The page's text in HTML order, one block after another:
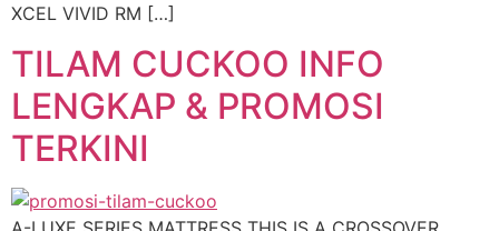
XCEL VIVID RM […]
TILAM CUCKOO INFO
LENGKAP & PROMOSI
TERKINI